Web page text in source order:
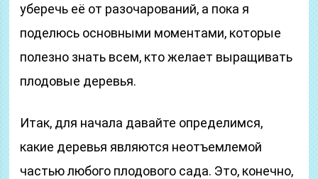
уберечь её от разочарований, а пока я
поделюсь основными моментами, которые
полезно знать всем, кто желает выращивать
плодовые деревья.
Итак, для начала давайте определимся,
какие деревья являются неотъемлемой
частью любого плодового сада. Это, конечно,